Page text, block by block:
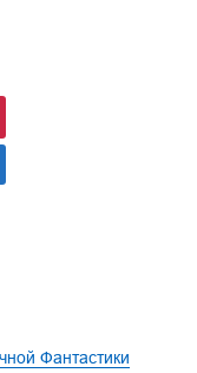
Фантастики